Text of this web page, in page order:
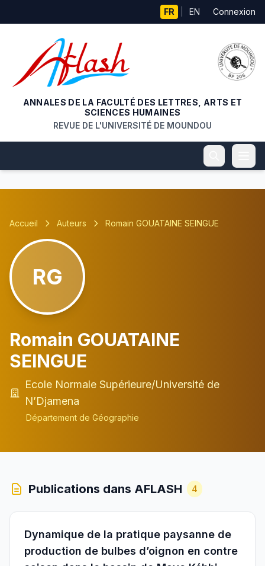
FR EN Connexion
ANNALES DE LA FACULTÉ DES LETTRES, ARTS ET
SCIENCES HUMAINES
REVUE DE L'UNIVERSITÉ DE MOUNDOU
Accueil Auteurs Romain GOUATAINE SEINGUE
RG
Romain GOUATAINE
SEINGUE
Ecole Normale Supérieure/Université de
N’Djamena
Département de Géographie
Publications dans AFLASH 4
Dynamique de la pratique paysanne de
production de bulbes d’oignon en contre